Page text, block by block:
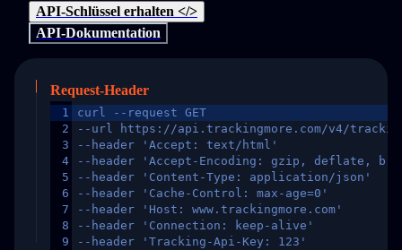
API-Schlüssel erhalten </>
API-Dokumentation
Request-Header
1
2
3
4
5
6
7
8
9
curl --request GET
--url https://api.trackingmore.com/v4/trackings/
--header 'Accept: text/html'
--header 'Accept-Encoding: gzip, deflate,
--header 'Content-Type: application/json'
--header 'Cache-Control: max-age=0'
--header 'Host: www.trackingmore.com'
--header 'Connection: keep-alive'
--header 'Tracking-Api-Key: 123'